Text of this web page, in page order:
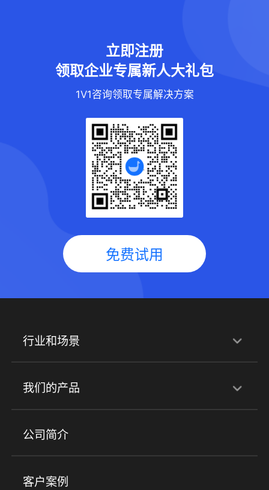
立即注册
领取企业专属新人大礼包
1V1咨询领取专属解决方案
免费试用
行业和场景
行业解决方案
培训机构 职业技能培训 兴趣培训
金融行业
我们的产品
产品
小程序商城 ERP 企微SCRM
社群圈子
公司简介
客户案例